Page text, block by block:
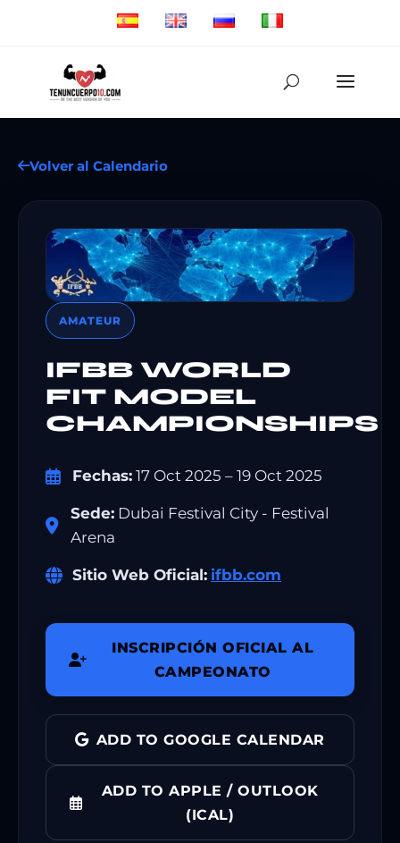
Volver al Calendario
AMATEUR
IFBB WORLD
FIT MODEL
CHAMPIONSHIPS
Fechas: 17 Oct 2025 – 19 Oct 2025
Sede:Dubai Festival City - Festival
Arena
Sitio Web Oficial: ifbb.com
INSCRIPCIÓN OFICIAL AL
CAMPEONATO
ADD TO GOOGLE CALENDAR
ADD TO APPLE / OUTLOOK
(ICAL)